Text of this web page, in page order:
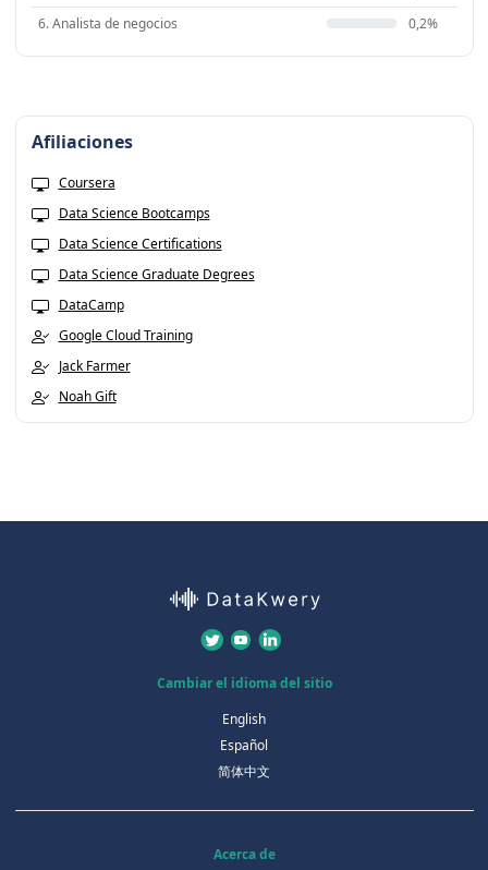
6. Analista de negocios
0,2%
Afiliaciones
Coursera
Data Science Bootcamps
Data Science Certifications
Data Science Graduate Degrees
DataCamp
Google Cloud Training
Jack Farmer
Noah Gift
Cambiar el idioma del sitio
English
Español
简体中文
Acerca de